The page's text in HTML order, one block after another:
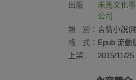
出版
禾馬文化
公司
類
別： 言情小說(
格
式： Epub 流動
上架
2015/11/25